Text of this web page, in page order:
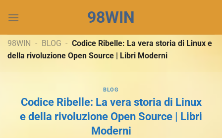
đến
dung
98WIN
98WIN - BLOG - Codice Ribelle: La vera storia di Linux e
della rivoluzione Open Source | Libri Moderni
BLOG
Codice Ribelle: La vera storia di Linux
e della rivoluzione Open Source | Libri
Moderni